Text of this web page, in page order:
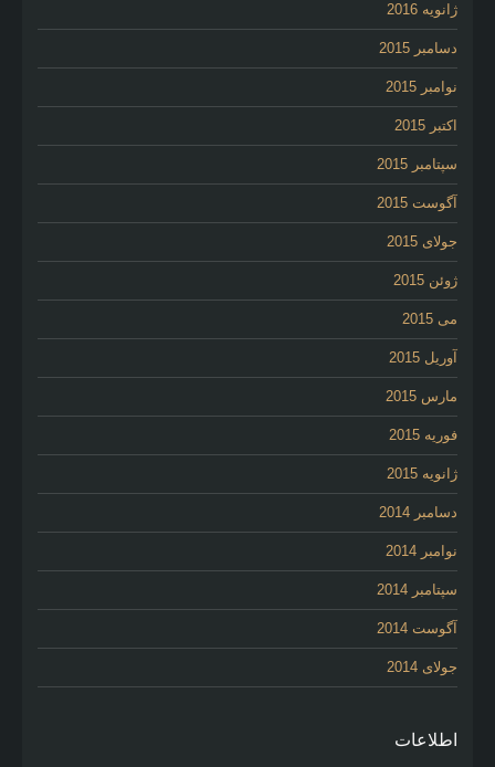
ژانویه 2016
دسامبر 2015
نوامبر 2015
اکتبر 2015
سپتامبر 2015
آگوست 2015
جولای 2015
ژوئن 2015
می 2015
آوریل 2015
مارس 2015
فوریه 2015
ژانویه 2015
دسامبر 2014
نوامبر 2014
سپتامبر 2014
آگوست 2014
جولای 2014
اطلاعات